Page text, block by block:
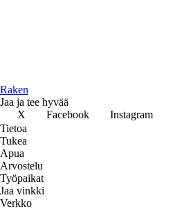
Raken
Jaa ja tee hyvää
X
Facebook Instagram
Tietoa
Tukea
Apua
Arvostelu
Työpaikat
Jaa vinkki
Verkko